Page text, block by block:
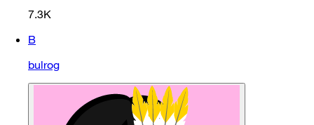
7.3K
B
bulrog